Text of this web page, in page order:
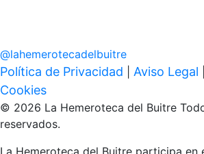
@lahemerotecadelbuitre
Política de Privacidad Aviso Legal
Cookies
© 2026 La Hemeroteca del Buitre
reservados.
La Hemeroteca del Buitre participa en